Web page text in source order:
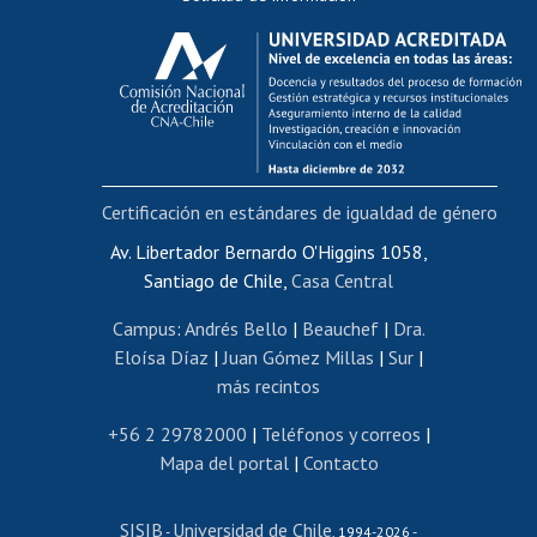
Calificación académica
Postulación al AUCAI
Funcionarias/os
Cursos internos de capacitación
Bienestar del personal
Portal de movilidad interna
Certificado de renta
Certificado de renta honorarios
Editar páginas blancas
Extranjeras/os
Revalidación y reconocimiento de títulos
Postulación al Programa de Movilidad Estudiantil
Cursos de español
Av. Libertador Bernardo O'Higgins 1058,
Santiago de Chile, Casa Central
Campus: Andrés Bello | Beauchef| Dra.
Eloísa Díaz | Juan Gómez Millas | Sur |
más recintos
+56 2 29782000 | Teléfonos y correos |
Mapa del portal| Contacto
SISIB - Universidad de Chile , 1994-2026 -
Certificación en estándares de igualdad de género